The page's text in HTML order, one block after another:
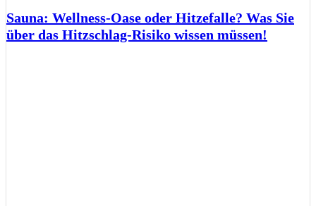
Sauna: Wellness-Oase oder Hitzefalle? Was Sie
über das Hitzschlag-Risiko wissen müssen!